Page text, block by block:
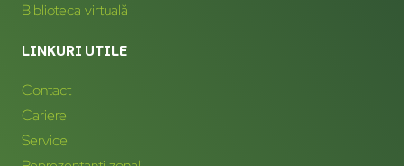
Biblioteca virtuală
LINKURI UTILE
Contact
Cariere
Service